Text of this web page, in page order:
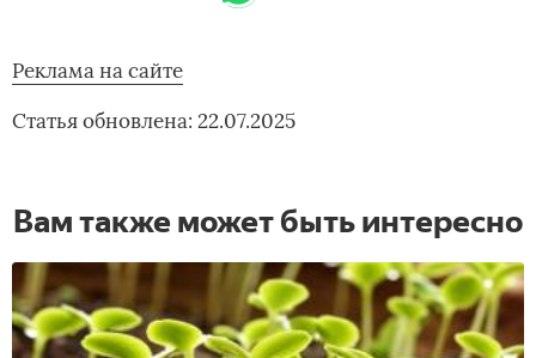
Реклама на сайте
Статья обновлена: 22.07.2025
Вам также может быть интересно